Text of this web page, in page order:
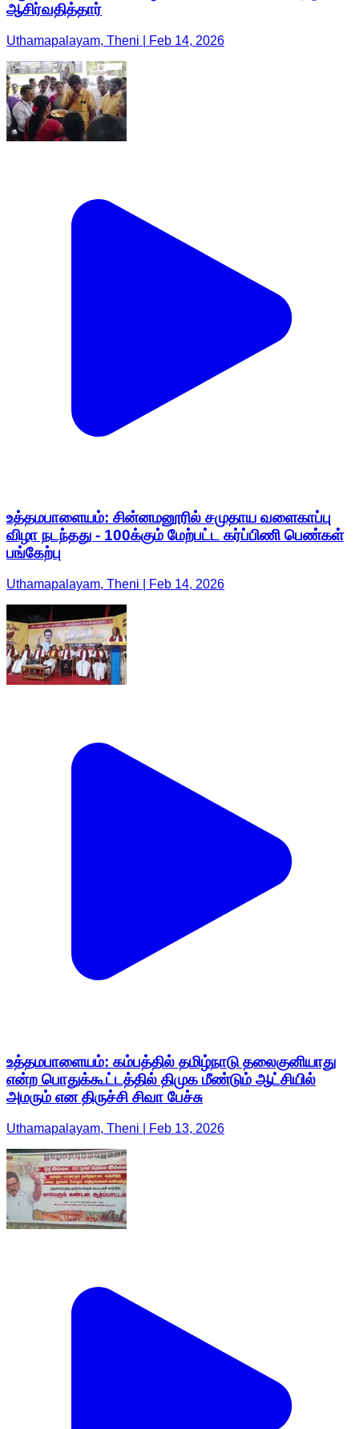
ஆசிர்வதித்தார்
Uthamapalayam, Theni | Feb 14, 2026
உத்தமபாளையம்: சின்னமனூரில் சமுதாய வளைகாப்பு
விழா நடந்தது - 100க்கும் மேற்பட்ட கர்ப்பிணி பெண்கள்
பங்கேற்பு
Uthamapalayam, Theni | Feb 14, 2026
உத்தமபாளையம்: கம்பத்தில் தமிழ்நாடு தலைகுனியாது
என்ற பொதுக்கூட்டத்தில் திமுக மீண்டும் ஆட்சியில்
அமரும் என திருச்சி சிவா பேச்சு
Uthamapalayam, Theni | Feb 13, 2026